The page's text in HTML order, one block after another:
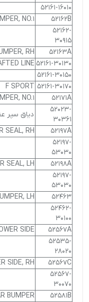
52161-16010
52162B
NO.1
52162-
30915
52163A
RH
52161-30130
LINE
52161-30150
52161-30170
F SPORT
52171A
NO.1
52023-
30361
دیاق سپر
52197A
SEAL, RH
52197-
53030
52198A
SEAL, LH
52197-
53030
52463
LH
52462-
30100
52567A
SIDE
52535-
28020
52567C
SIDE, RH
52567-
30070
52581B
BUMPER